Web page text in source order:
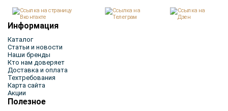
Информация
Каталог
Статьи и новости
Наши бренды
Кто нам доверяет
Доставка и оплата
Техтребования
Карта сайта
Акции
Полезное